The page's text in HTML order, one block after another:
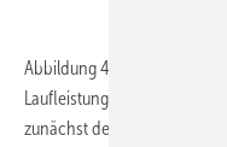
Abbildung 4 zeigt, wie sich
Laufleistung entwickelt hat.
zunächst der nicht-